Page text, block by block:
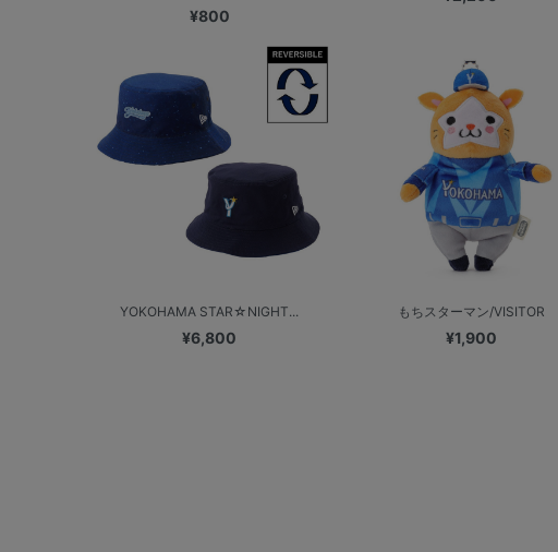
¥800
YOKOHAMA STAR☆NIGHT...
¥6,800
もちスターマン/VISITOR
¥1,900